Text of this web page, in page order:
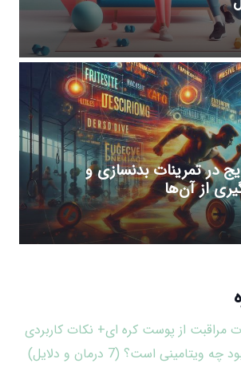
در تمرینات بدنسازی و
از آن‌ها
است؟ (7 درمان و دلایل)